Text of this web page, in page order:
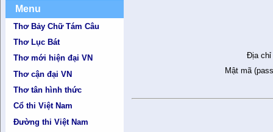
Menu
Thơ Bảy Chữ Tám Câu
Thơ Lục Bát
Thơ mới hiện đại VN
Thơ cận đại VN
Thơ tân hình thức
Cổ thi Việt Nam
Đường thi Việt Nam
Địa chỉ
Mật mã